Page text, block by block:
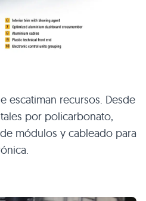
escatiman recursos. Desde
por policarbonato,
módulos y cableado para